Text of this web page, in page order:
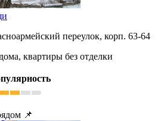
переулок, корп. 63-64
квартиры без отделки
📌